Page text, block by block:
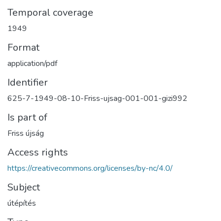
Temporal coverage
1949
Format
application/pdf
Identifier
625-7-1949-08-10-Friss-ujsag-001-001-gizi992
Is part of
Friss újság
Access rights
https://creativecommons.org/licenses/by-nc/4.0/
Subject
útépítés